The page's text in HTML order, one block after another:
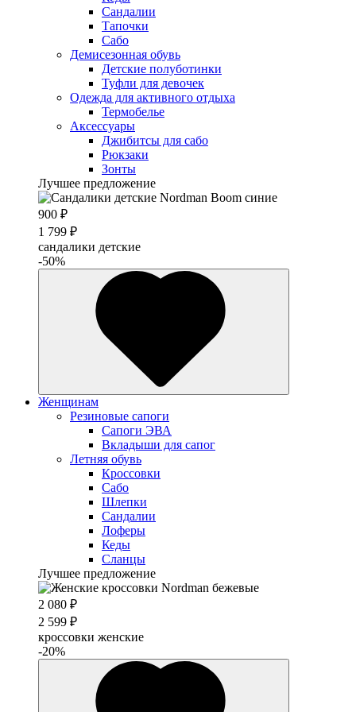
Сандалии
Тапочки
Сабо
Демисезонная обувь
Детские полуботинки
Туфли для девочек
Одежда для активного отдыха
Термобелье
Аксессуары
Джибитсы для сабо
Рюкзаки
Зонты
Лучшее предложение
900 ₽
1 799 ₽
сандалики детские
-50%
Женщинам
Резиновые сапоги
Cапоги ЭВА
Вкладыши для сапог
Летняя обувь
Кроссовки
Сабо
Шлепки
Сандалии
Лоферы
Кеды
Сланцы
Лучшее предложение
2 080 ₽
2 599 ₽
кроссовки женские
-20%